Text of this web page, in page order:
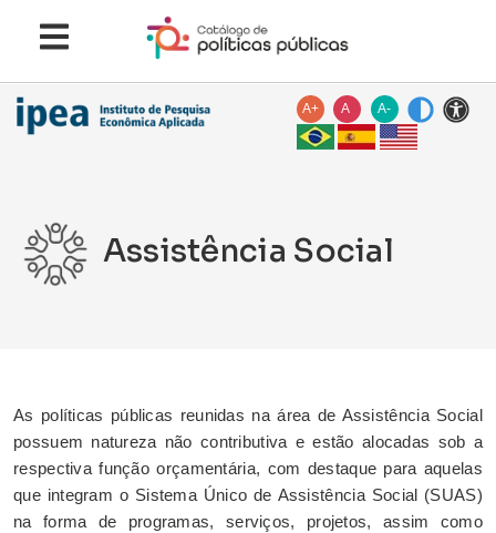
A+ A A-
Assistência Social
As políticas públicas reunidas na área de Assistência Social
possuem natureza não contributiva e estão alocadas sob a
respectiva função orçamentária, com destaque para aquelas
que integram o Sistema Único de Assistência Social (SUAS)
na forma de programas, serviços, projetos, assim como